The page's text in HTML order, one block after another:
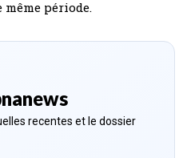
période.
recentes et le dossier